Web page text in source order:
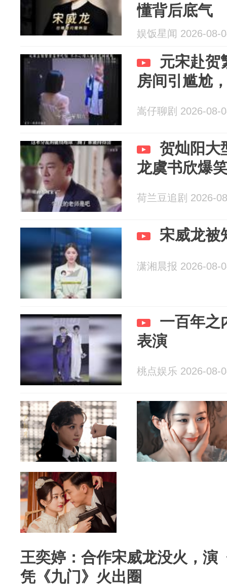
懂背后底气
娱饭星闻 2026-08-
元宋赴贺
房间引尴尬
嵩仔聊剧 2026-08-
贺灿阳大
龙虞书欣爆
荷兰豆追剧 2026-
宋威龙被
潇湘晨报 2026-08-
一百年之
表演
桃点娱乐 2026-08-
王奕婷：合作宋威龙没火，演
凭《九门》火出圈